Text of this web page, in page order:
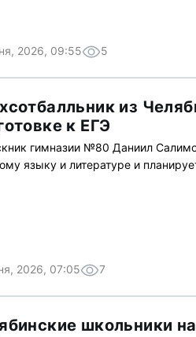
2026, 09:55 5
из
к ЕГЭ
гимназии №80 Даниил
языку и литературе и
2026, 07:05 7
школьники